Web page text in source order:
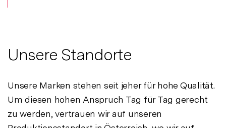
Unsere Standorte
Unsere Marken stehen seit jeher für hohe Qualität.
Um diesen hohen Anspruch Tag für Tag gerecht
zu werden, vertrauen wir auf unseren